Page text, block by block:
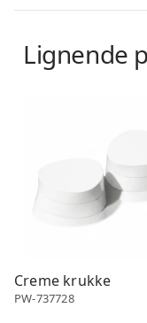
Lignende
Creme krukke
PW-737728